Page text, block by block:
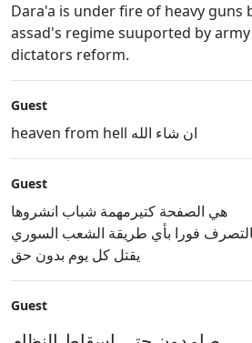
Dara'a is under fire of heavy guns
assad's regime suuported by
dictators reform.
Guest
heaven from hell ان شاء الله
Guest
هي الصفحة كتيرمهمة شباب انشروها
بالتصرف فورا بأي طريقة الشعب السوري
يقتل كل يوم بدون حق
Guest